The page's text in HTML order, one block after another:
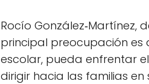
Rocío
principal preocupación es
escolar, pueda enfrentar
dirigir hacia las familias en